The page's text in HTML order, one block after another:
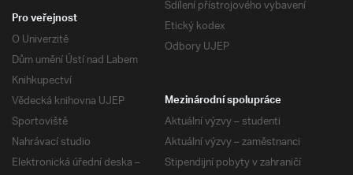
Sdílení přístrojového vybavení
Etický kodex
Odbory UJEP
Pro veřejnost
O Univerzitě
Dům umění Ústí nad Labem
Knihkupectví
Vědecká knihovna UJEP
Sportoviště
Nahrávací studio
Elektronická úřední deska –
Mezinárodní spolupráce
Aktuální výzvy – studenti
Aktuální výzvy – zaměstnanci
Stipendijní pobyty v zahraničí